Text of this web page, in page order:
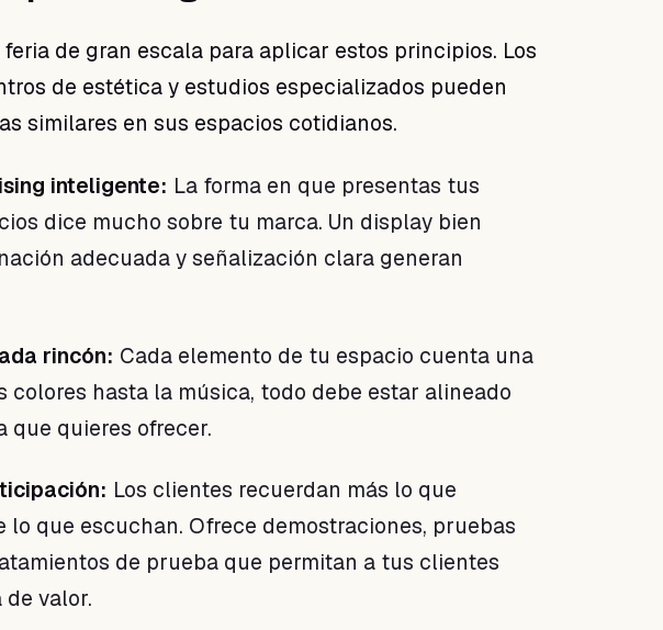
de gran escala para aplicar estos principios. Los
de estética y estudios especializados pueden
similares en sus espacios cotidianos.
inteligente: La forma en que presentas tus
dice mucho sobre tu marca. Un display bien
adecuada y señalización clara generan
rincón: Cada elemento de tu espacio cuenta una
colores hasta la música, todo debe estar alineado
que quieres ofrecer.
Los clientes recuerdan más lo que
lo que escuchan. Ofrece demostraciones, pruebas
de prueba que permitan a tus clientes
valor.